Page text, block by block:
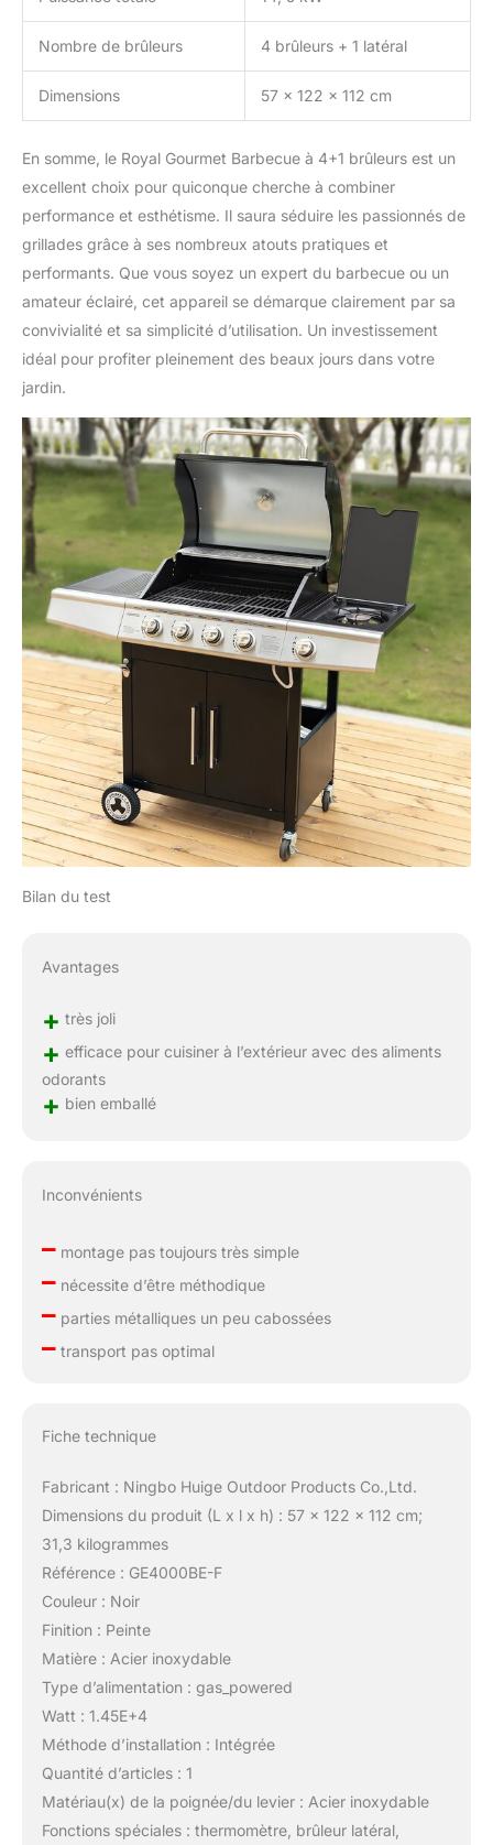
Nombre de brûleurs 4 brûleurs + 1 latéral
Dimensions 57 x 122 x 112 cm
En somme, le Royal Gourmet Barbecue à 4+1 brûleurs est un
excellent choix pour quiconque cherche à combiner
performance et esthétisme. Il saura séduire les passionnés de
grillades grâce à ses nombreux atouts pratiques et
performants. Que vous soyez un expert du barbecue ou un
amateur éclairé, cet appareil se démarque clairement par sa
convivialité et sa simplicité d’utilisation. Un investissement
idéal pour profiter pleinement des beaux jours dans votre
jardin.
Bilan du test
Avantages
+ très joli
+ efficace pour cuisiner à l’extérieur avec des aliments
odorants
+ bien emballé
Inconvénients
–montage pas toujours très simple
–nécessite d’être méthodique
–parties métalliques un peu cabossées
–transport pas optimal
Fiche technique
Fabricant : Ningbo Huige Outdoor Products Co.,Ltd.
Dimensions du produit (L x l x h) : 57 x 122 x 112 cm;
31,3 kilogrammes
Référence : GE4000BE-F
Couleur : Noir
Finition : Peinte
Matière : Acier inoxydable
Type d’alimentation : gas_powered
Watt : 1.45E+4
Méthode d’installation : Intégrée
Quantité d’articles : 1
Matériau(x) de la poignée/du levier : Acier inoxydable
Fonctions spéciales : thermomètre, brûleur latéral,